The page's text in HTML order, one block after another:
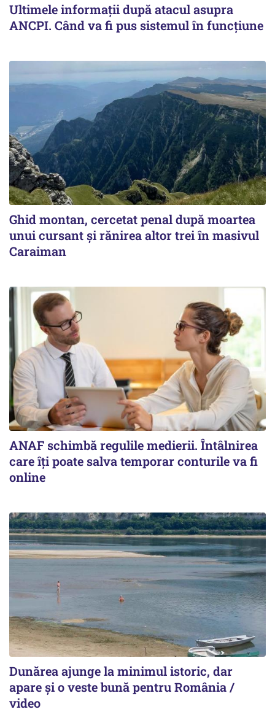
Ultimele informații după atacul asupra
ANCPI. Când va fi pus sistemul în funcțiune
Ghid montan, cercetat penal după moartea
unui cursant și rănirea altor trei în masivul
Caraiman
ANAF schimbă regulile medierii. Întâlnirea
care îți poate salva temporar conturile va fi
online
Dunărea ajunge la minimul istoric, dar
apare și o veste bună pentru România /
video